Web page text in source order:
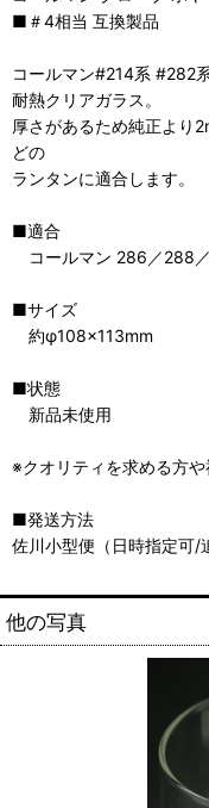
■＃4相当 互換製品
コールマン#214系
耐熱クリアガラス。
厚さがあるため純正より
どの
ランタンに適合します。
■適合
コールマン 286／288
■サイズ
約φ108×113mm
■状態
新品未使用
※クオリティを求める方や
■発送方法
佐川小型便（日時指定可/
他の写真